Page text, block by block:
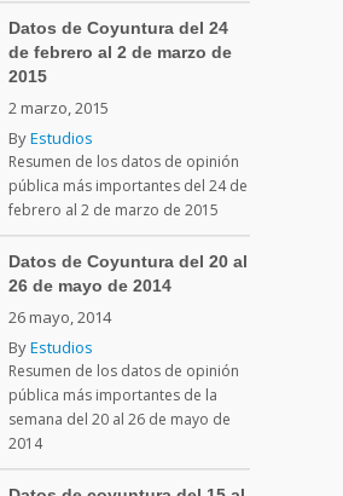
Datos de Coyuntura del 24
de febrero al 2 de marzo de
2015
2 marzo, 2015
ByEstudios
Resumen de los datos de opinión
pública más importantes del 24 de
febrero al 2 de marzo de 2015
Datos de Coyuntura del 20 al
26 de mayo de 2014
26 mayo, 2014
ByEstudios
Resumen de los datos de opinión
pública más importantes de la
semana del 20 al 26 de mayo de
2014